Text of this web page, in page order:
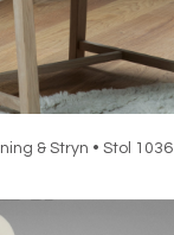
& Stryn • Stol 1036